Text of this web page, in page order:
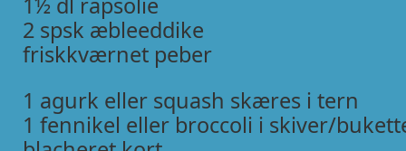
2 spsk æbleeddike
friskkværnet peber
1 agurk eller squash skæres i tern
1 fennikel eller broccoli i skiver/